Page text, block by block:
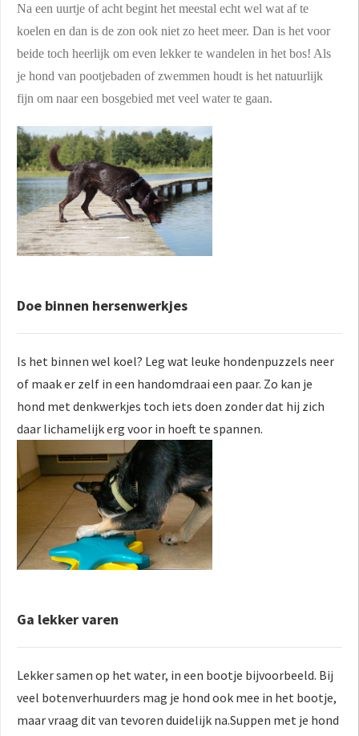
Na een uurtje of acht begint het meestal echt wel wat af te
koelen en dan is de zon ook niet zo heet meer. Dan is het voor
beide toch heerlijk om even lekker te wandelen in het bos! Als
je hond van pootjebaden of zwemmen houdt is het natuurlijk
fijn om naar een bosgebied met veel water te gaan.
Doe binnen hersenwerkjes
Is het binnen wel koel? Leg wat leuke hondenpuzzels neer
of maak er zelf in een handomdraai een paar. Zo kan je
hond met denkwerkjes toch iets doen zonder dat hij zich
daar lichamelijk erg voor in hoeft te spannen.
Ga lekker varen
Lekker samen op het water, in een bootje bijvoorbeeld. Bij
veel botenverhuurders mag je hond ook mee in het bootje,
maar vraag dit van tevoren duidelijk na.Suppen met je hond